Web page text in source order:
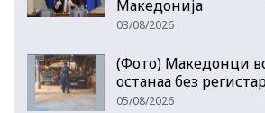
Македонија
03/08/2026
(Фото) Македонци
останаа без
05/08/2026